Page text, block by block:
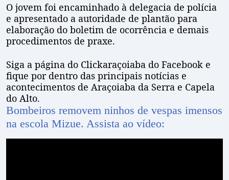
O jovem foi encaminhado à delegacia de polícia
e apresentado a autoridade de plantão para
elaboração do boletim de ocorrência e demais
procedimentos de praxe.
Siga a página do Clickaraçoiaba do Facebook e
fique por dentro das principais notícias e
acontecimentos de Araçoiaba da Serra e Capela
do Alto.
Bombeiros removem ninhos de vespas imensos
na escola Mizue. Assista ao vídeo: